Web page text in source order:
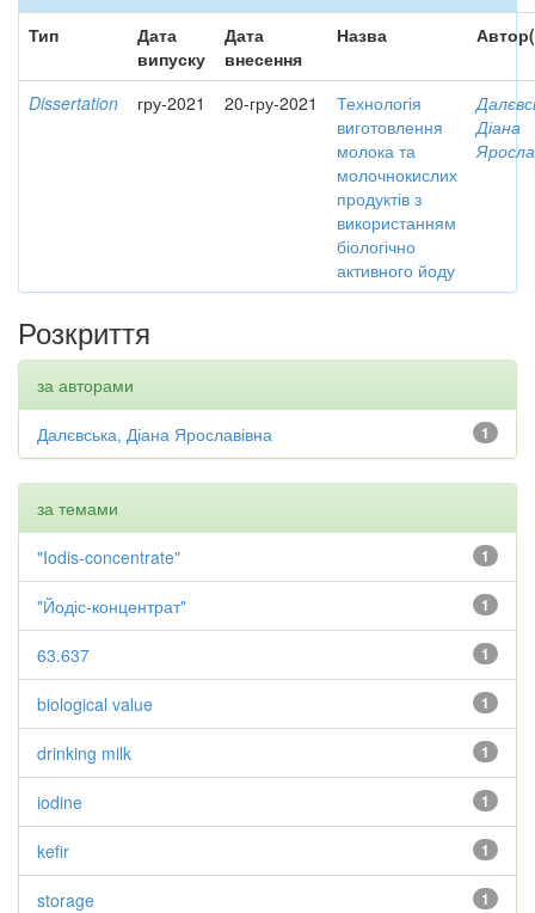
Тип
Дата
випуску
Дата
внесення
Назва
Dissertation гру-2021 20-гру-2021
Технологія
виготовлення
молока та
молочнокислих
продуктів з
використанням
біологічно
активного йоду
Діана
Розкриття
за авторами
1
Далєвська, Діана Ярославівна
за темами
1
"Iodis-concentrate"
1
"Йодіс-концентрат"
1
63.637
1
biological value
1
drinking milk
1
iodine
1
kefir
1
storage